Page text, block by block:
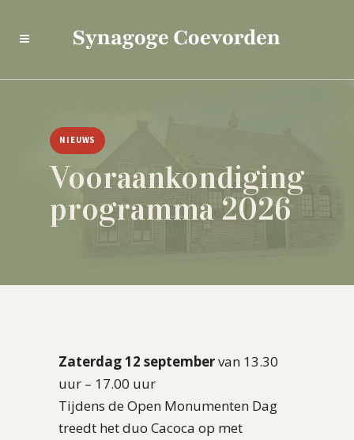
NIEUWS
Vooraankondiging
programma 2026
Zaterdag 12 septembervan 13.30
uur – 17.00 uur
Tijdens de Open Monumenten Dag
treedt het duo Cacoca op met